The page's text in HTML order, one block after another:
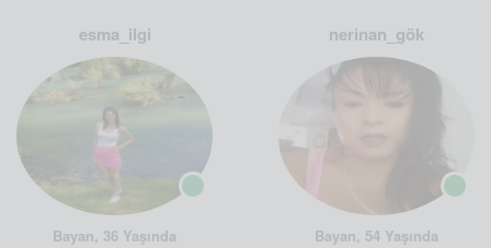
esma_ilgi
Bayan, 36 Yaşında
nerinan_gök
Bayan, 54 Yaşında